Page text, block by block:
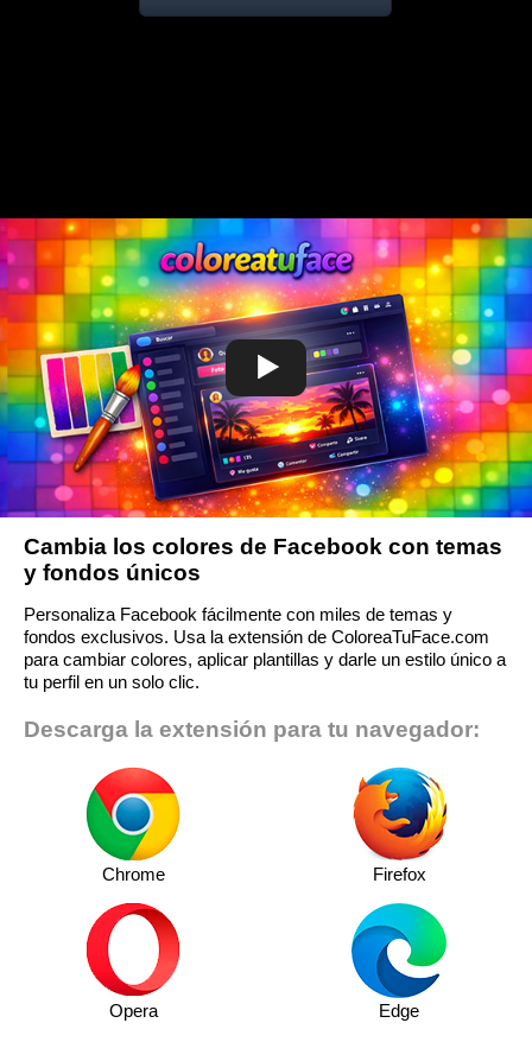
Cambia los colores de Facebook con temas
y fondos únicos
Personaliza Facebook fácilmente con miles de temas y
fondos exclusivos. Usa la extensión de ColoreaTuFace.com
para cambiar colores, aplicar plantillas y darle un estilo único a
tu perfil en un solo clic.
Descarga la extensión para tu navegador:
Chrome Firefox
Opera Edge